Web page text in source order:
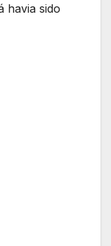
havia sido